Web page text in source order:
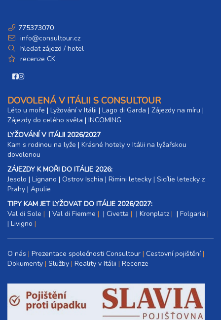
775373070
info@consultour.cz
hledat zájezd / hotel
recenze CK
DOVOLENÁ V ITÁLII S CONSULTOUR
Léto u moře | Lyžování v Itálii | Lago di Garda | Zájezdy na míru |
Zájezdy do celého světa | INCOMING
LYŽOVÁNÍ V ITÁLII 2026/2027
Kam s rodinou na lyže |​ Krásné hotely v Itálii na lyžařskou
dovolenou
ZÁJEZDY K MOŘI DO ITÁLIE 2026:
Jesolo | Lignano | Ostrov Ischia | Rimini letecky | Sicílie letecky z
Prahy | Apulie
TIPY KAM JET LYŽOVAT DO ITÁLIE 2026/2027:
Val di Sole
| Val di Fiemme | Civetta | Kronplatz | Folgaria
| Livigno
O nás Prezentace společnosti Consultour Cestovní pojištění
Dokumenty Služby Reality v Itálii Recenze